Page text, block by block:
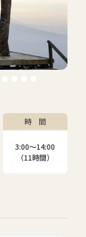
時 間
3:00〜14:00
（11時間）